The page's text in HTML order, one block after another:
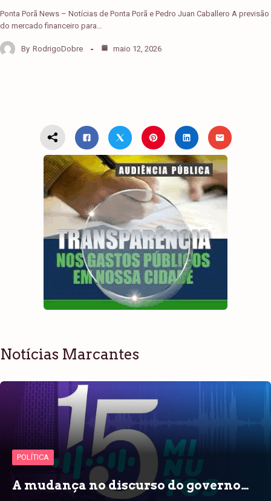
Ponta Porã News – Notícias de Ponta Porã e Pedro Juan Caballero A previsão
do mercado financeiro para…
By RodrigoDobre maio 12, 2026
Notícias Marcantes
POLÍTICA
A mudança no discurso do governo…